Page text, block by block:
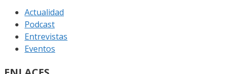
Actualidad
Podcast
Entrevistas
Eventos